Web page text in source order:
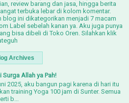
review barang dan jasa, hingga berita
terbuka lebar di kolom komentar.
blog ini dikategorikan menjadi 7 macam
Label sebelah kanan ya. Aku juga punya
bisa dibeli di Toko Oren. Silahkan klik
Archives
Allah ya Pah!
2025, aku bangun pagi karena di hari itu
training Yoga 100 jam di Sunter. Semua
b...